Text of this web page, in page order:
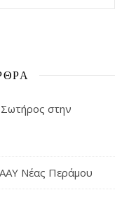
στην
Νέας Περάμου